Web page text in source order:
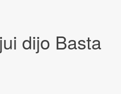
dijo Basta